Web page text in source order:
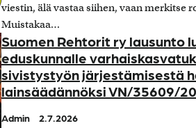
viestin, älä vastaa siihen, vaan merkitse
Muistakaa…
Suomen Rehtorit ry lausunto
eduskunnalle
sivistystyön järjestämisestä
lainsäädännöksi VN/35609/
Admin 2.7.2026